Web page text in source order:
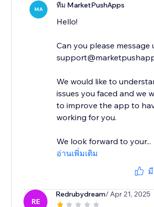
MA ทีม MarketPushApps
Hello!
Can you please message
We would like to
issues you faced and we
to improve the app to
working for you.
We look forward to your...
อ่านเพิ่มเติม
RE
Redrubydream/ Apr 21, 2025